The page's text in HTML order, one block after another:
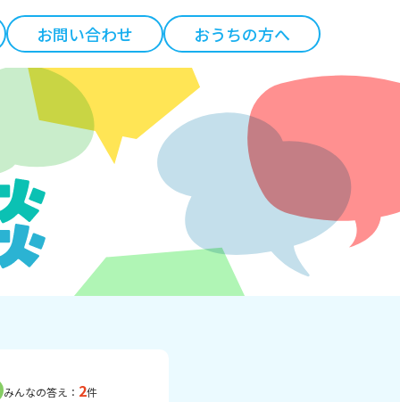
お問い合わせ おうちの方へ
みんなの答え： 2件